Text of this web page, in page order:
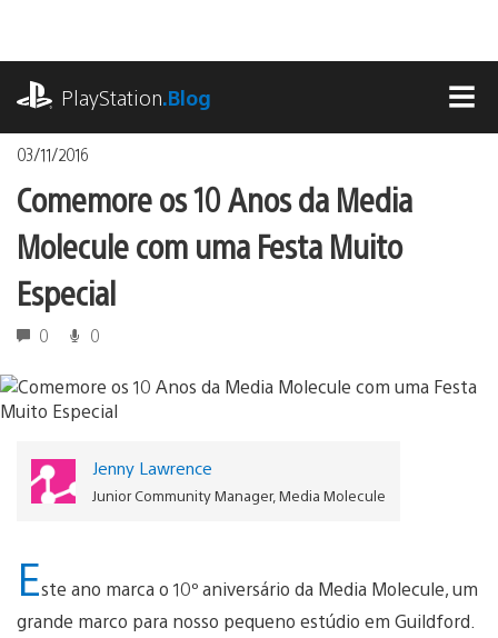
o
conteúdoPlayStation.Blog
03/11/2016
Comemore os 10 Anos da Media
Molecule com uma Festa Muito
Especial
0 0
Jenny Lawrence
Junior Community Manager, Media Molecule
Este ano marca o 10º aniversário da Media Molecule, um
grande marco para nosso pequeno estúdio em Guildford.